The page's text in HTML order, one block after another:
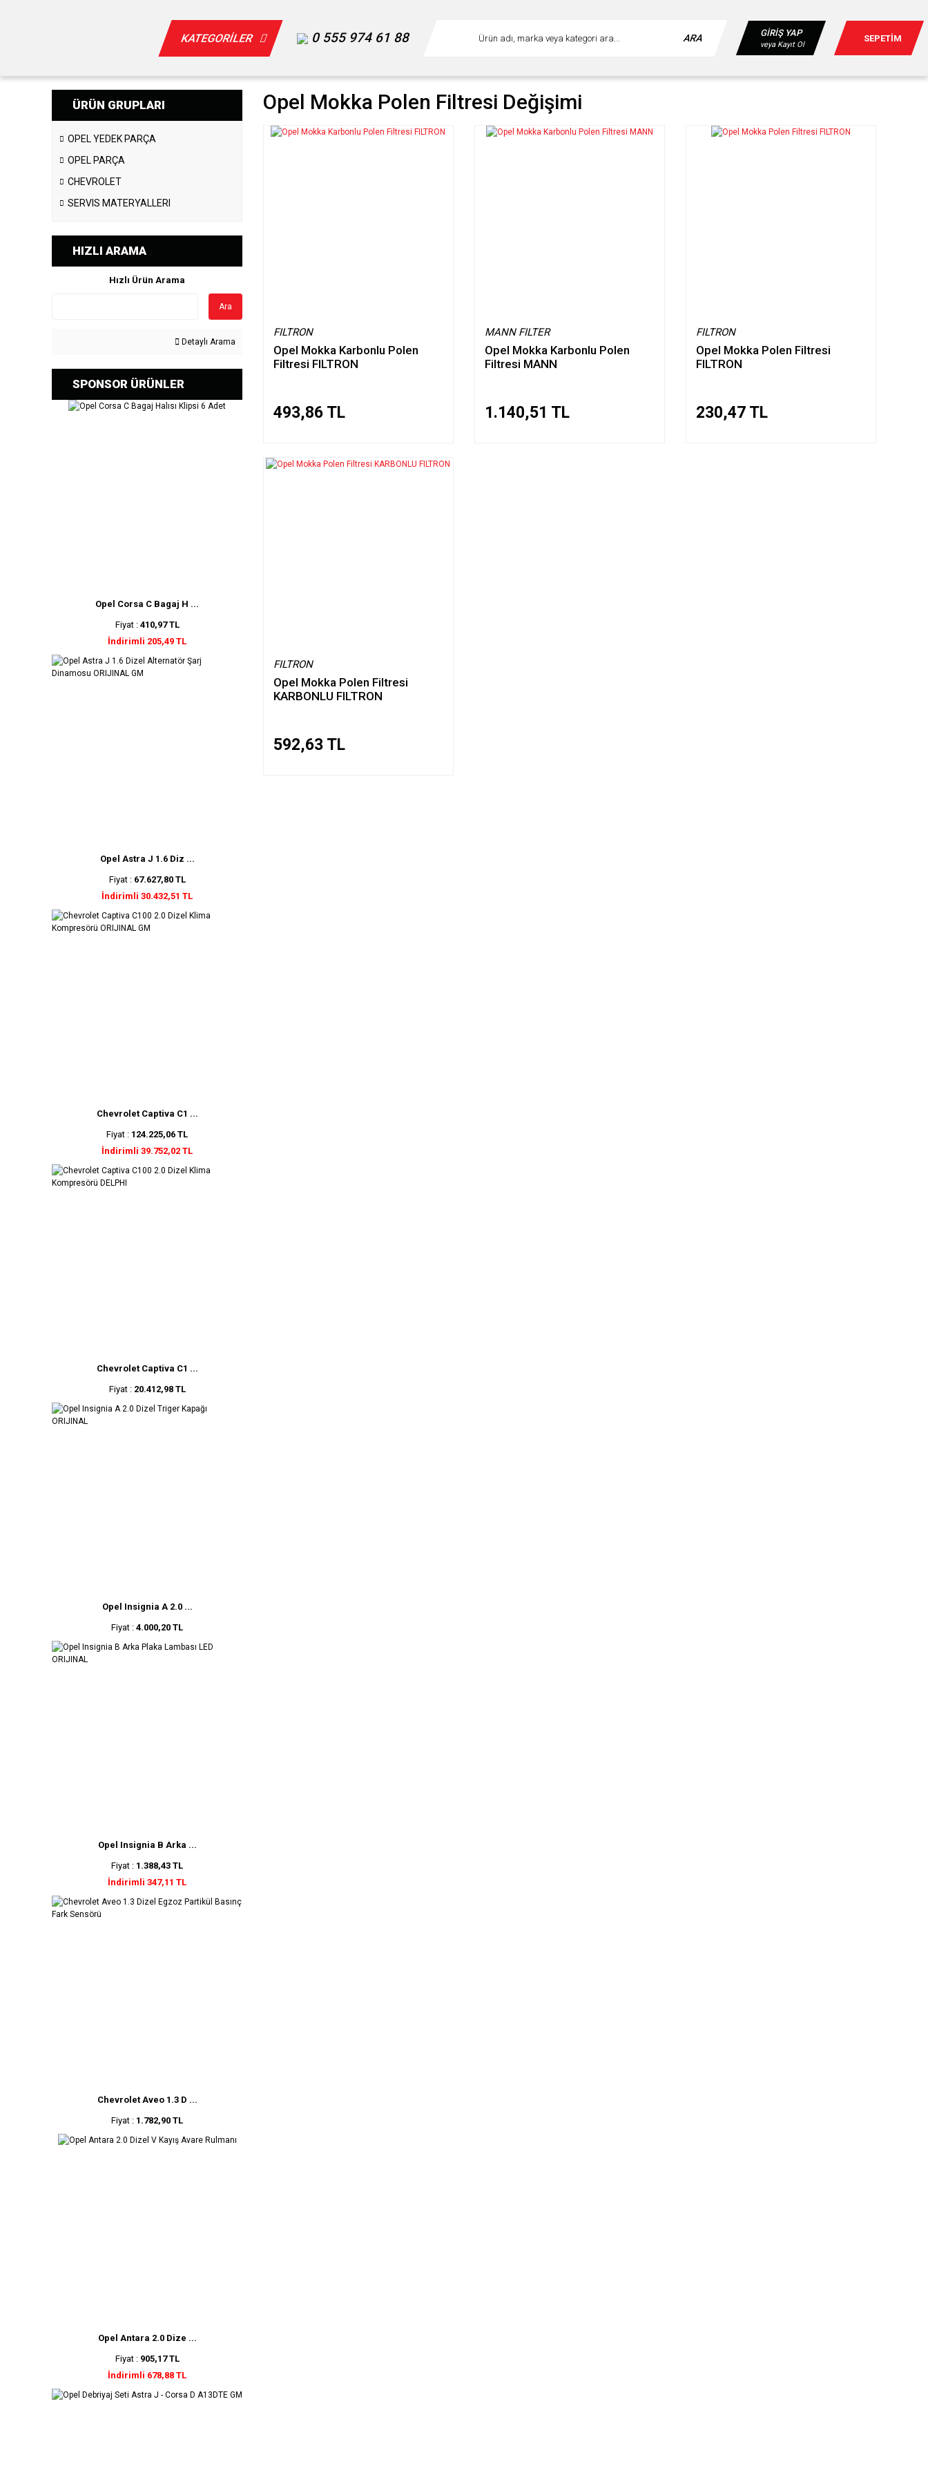
KATEGORİLER 0 555 974 61 88 ARA GİRİŞ YAP
veya Kayıt Ol
SEPETİM
ÜRÜN GRUPLARI
OPEL YEDEK PARÇA
OPEL PARÇA
CHEVROLET
SERVIS MATERYALLERI
HIZLI ARAMA
Hızlı Ürün Arama
Ara
Detaylı Arama
SPONSOR ÜRÜNLER
Opel Corsa C Bagaj H ...
Fiyat : 410,97 TL
İndirimli 205,49 TL
Opel Astra J 1.6 Diz ...
Fiyat : 67.627,80 TL
İndirimli 30.432,51 TL
Chevrolet Captiva C1 ...
Fiyat : 124.225,06 TL
İndirimli 39.752,02 TL
Chevrolet Captiva C1 ...
Fiyat : 20.412,98 TL
Opel Insignia A 2.0 ...
Fiyat : 4.000,20 TL
Opel Insignia B Arka ...
Fiyat : 1.388,43 TL
İndirimli 347,11 TL
Chevrolet Aveo 1.3 D ...
Fiyat : 1.782,90 TL
Opel Antara 2.0 Dize ...
Fiyat : 905,17 TL
İndirimli 678,88 TL
Opel Mokka Polen Filtresi Değişimi
FILTRON
Opel Mokka Karbonlu Polen
Filtresi FILTRON
493,86 TL
MANN FILTER
Opel Mokka Karbonlu Polen
Filtresi MANN
1.140,51 TL
FILTRON
Opel Mokka Polen Filtresi
FILTRON
230,47 TL
FILTRON
Opel Mokka Polen Filtresi
KARBONLU FILTRON
592,63 TL